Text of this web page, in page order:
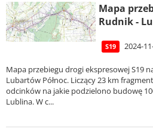
Mapa
Rudnik -
S19 2024-
Mapa przebiegu drogi ekspresowej S19
Lubartów Północ. Liczący 23 km
odcinków na jakie podzielono budowę
Lublina. W c...